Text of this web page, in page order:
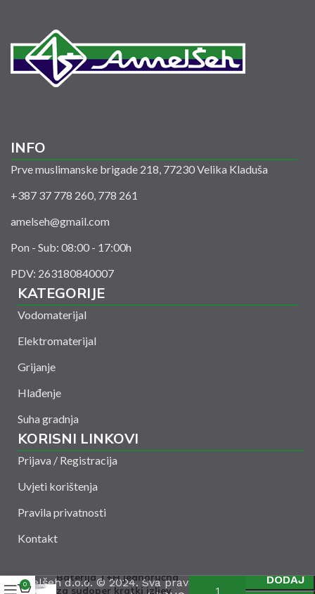
INFO
Prve muslimanske brigade 218, 77230 Velika Kladuša
+387 37 778 260, 778 261
amelseh@gmail.com
Pon - Sub: 08:00 - 17:00h
PDV: 263180840007
KATEGORIJE
Vodomaterijal
Elektromaterijal
Grijanje
Hlađenje
Suha gradnja
KORISNI LINKOVI
Prijava / Registracija
Uvjeti korištenja
Pravila privatnosti
Kontakt
Amelšeh d.o.o. © 2024. Sva prava zadržana. Powered
Baterija T+H jednoručna
za sudoper kratki izljev
DODAJ
0